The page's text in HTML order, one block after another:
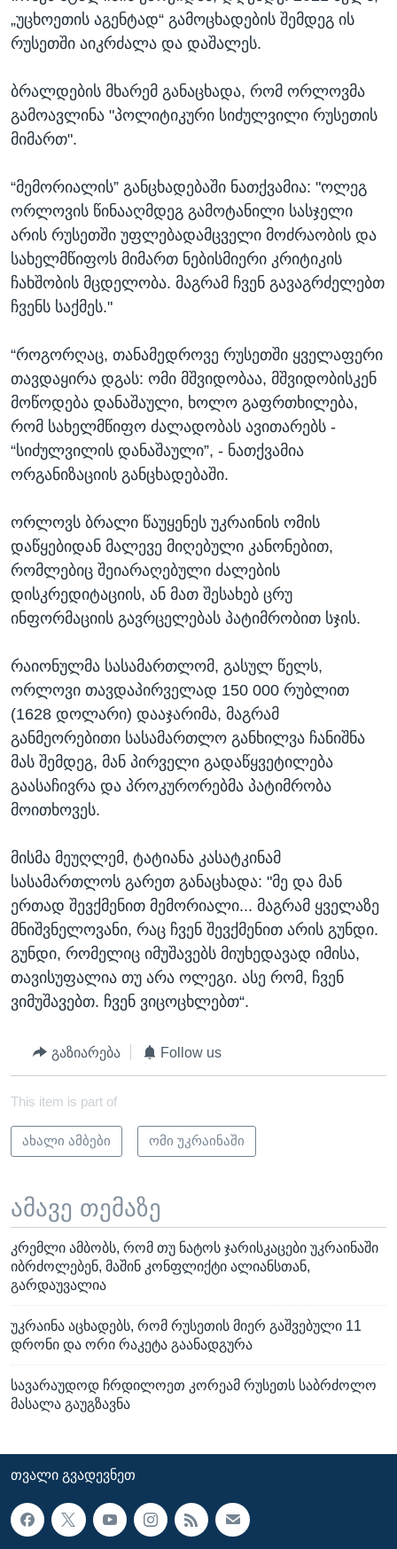
„უცხოეთის აგენტად“ გამოცხადების შემდეგ ის
რუსეთში აიკრძალა და დაშალეს.
ბრალდების მხარემ განაცხადა, რომ ორლოვმა
გამოავლინა "პოლიტიკური სიძულვილი რუსეთის
მიმართ".
“მემორიალის” განცხადებაში ნათქვამია: "ოლეგ
ორლოვის წინააღმდეგ გამოტანილი სასჯელი
არის რუსეთში უფლებადამცველი მოძრაობის და
სახელმწიფოს მიმართ ნებისმიერი კრიტიკის
ჩახშობის მცდელობა. მაგრამ ჩვენ გავაგრძელებთ
ჩვენს საქმეს."
“როგორღაც, თანამედროვე რუსეთში ყველაფერი
თავდაყირა დგას: ომი მშვიდობაა, მშვიდობისკენ
მოწოდება დანაშაული, ხოლო გაფრთხილება,
რომ სახელმწიფო ძალადობას ავითარებს -
“სიძულვილის დანაშაული”, - ნათქვამია
ორგანიზაციის განცხადებაში.
ორლოვს ბრალი წაუყენეს უკრაინის ომის
დაწყებიდან მალევე მიღებული კანონებით,
რომლებიც შეიარაღებული ძალების
დისკრედიტაციის, ან მათ შესახებ ცრუ
ინფორმაციის გავრცელებას პატიმრობით სჯის.
რაიონულმა სასამართლომ, გასულ წელს,
ორლოვი თავდაპირველად 150 000 რუბლით
(1628 დოლარი) დააჯარიმა, მაგრამ
განმეორებითი სასამართლო განხილვა ჩანიშნა
მას შემდეგ, მან პირველი გადაწყვეტილება
გაასაჩივრა და პროკურორებმა პატიმრობა
მოითხოვეს.
მისმა მეუღლემ, ტატიანა კასატკინამ
სასამართლოს გარეთ განაცხადა: "მე და მან
ერთად შევქმენით მემორიალი... მაგრამ ყველაზე
მნიშვნელოვანი, რაც ჩვენ შევქმენით არის გუნდი.
გუნდი, რომელიც იმუშავებს მიუხედავად იმისა,
თავისუფალია თუ არა ოლეგი. ასე რომ, ჩვენ
ვიმუშავებთ. ჩვენ ვიცოცხლებთ“.
გაზიარება Follow us
This item is part of
ახალი ამბები ომი უკრაინაში
ამავე თემაზე
კრემლი ამბობს, რომ თუ ნატოს ჯარისკაცები უკრაინაში
იბრძოლებენ, მაშინ კონფლიქტი ალიანსთან,
გარდაუვალია
უკრაინა აცხადებს, რომ რუსეთის მიერ გაშვებული 11
დრონი და ორი რაკეტა გაანადგურა
სავარაუდოდ ჩრდილოეთ კორეამ რუსეთს საბრძოლო
მასალა გაუგზავნა
ᲗᲕᲐᲚᲘ ᲒᲕᲐᲓᲔᲕᲜᲔᲗ